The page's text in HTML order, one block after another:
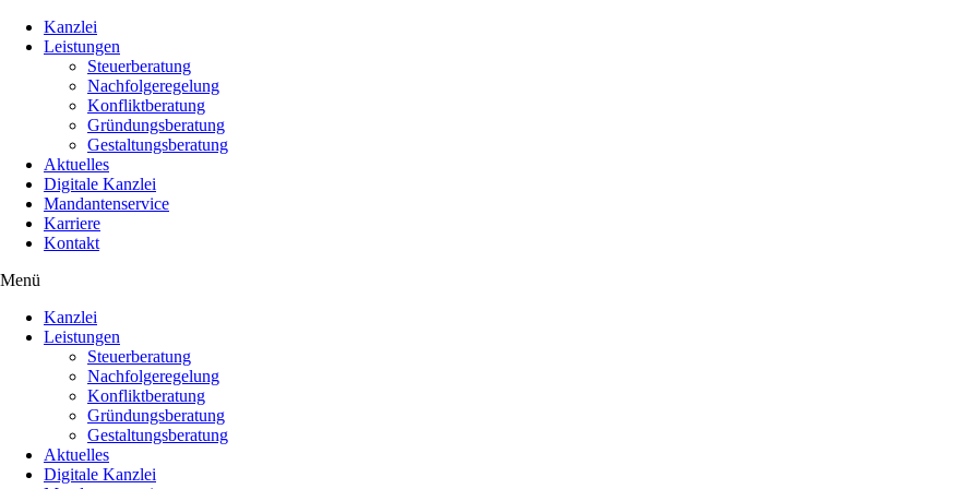
Kanzlei
Leistungen
Steuerberatung
Nachfolgeregelung
Konfliktberatung
Gründungsberatung
Gestaltungsberatung
Aktuelles
Digitale Kanzlei
Mandantenservice
Karriere
Kontakt
Menü
Kanzlei
Leistungen
Steuerberatung
Nachfolgeregelung
Konfliktberatung
Gründungsberatung
Gestaltungsberatung
Aktuelles
Digitale Kanzlei